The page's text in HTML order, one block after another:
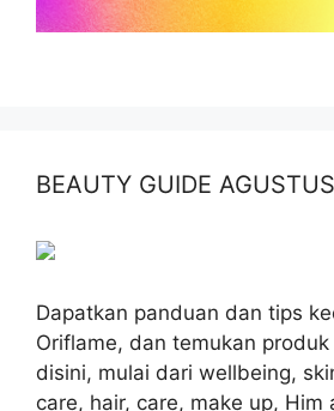
BEAUTY GUIDE
Dapatkan panduan dan tips
Oriflame, dan temukan
disini, mulai dari wellbeing,
care, hair, care, make up, Him